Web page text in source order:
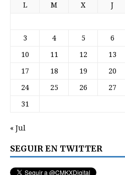
L M X J
3 4 5 6
10 11 12 13
17 18 19 20
24 25 26 27
31
« Jul
SEGUIR EN TWITTER